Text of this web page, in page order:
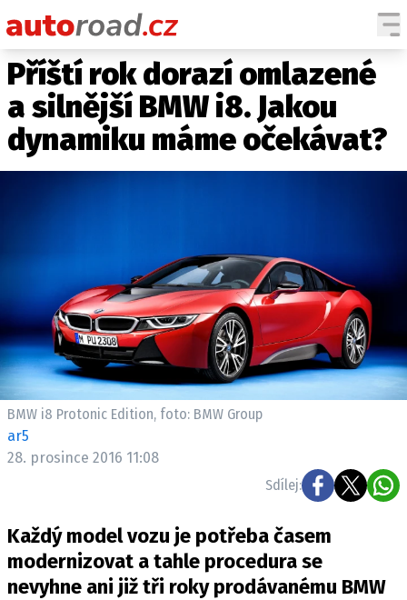
AUTA
TESTY AUT
NOVINKY
TECHNIKA
EKONOMIKA
ČESKÝ TRH
TUNING
PROFI
ELEKTRO
NOVINKY ZE SVĚTA EV
TESTY ELEKTROMOBILŮ
RALLY
Příští rok dorazí omlazené
a silnější BMW i8. Jakou
dynamiku máme očekávat?
BMW i8 Protonic Edition, foto: BMW Group
ar5
28. prosince 2016 11:08
Sdílej:
Každý model vozu je potřeba časem
modernizovat a tahle procedura se
nevyhne ani již tři roky prodávanému BMW